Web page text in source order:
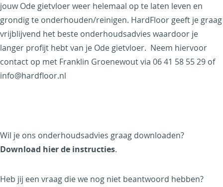
jouw Ode gietvloer weer helemaal op te laten leven en
grondig te onderhouden/reinigen. HardFloor geeft je graag
vrijblijvend het beste onderhoudsadvies waardoor je
langer profijt hebt van je Ode gietvloer. Neem hiervoor
contact op met Franklin Groenewout via 06 41 58 55 29 of
info@hardfloor.nl
Wil je ons onderhoudsadvies graag downloaden?
Download hier de instructies.
Heb jij een vraag die we nog niet beantwoord hebben?